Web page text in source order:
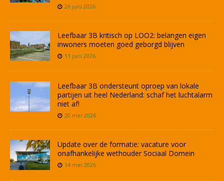
26 juni 2026
Leefbaar 3B kritisch op LOO2: belangen eigen
inwoners moeten goed geborgd blijven
11 juni 2026
Leefbaar 3B ondersteunt oproep van lokale
partijen uit heel Nederland: schaf het luchtalarm
niet af!
20 mei 2026
Update over de formatie: vacature voor
onafhankelijke wethouder Sociaal Domein
14 mei 2026